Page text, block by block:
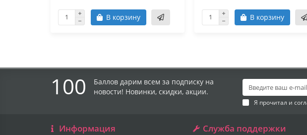
В корзину В корзину
100
Баллов дарим всем за подписку на
новости! Новинки, скидки, акции.
Я прочитал и
Информация Служба поддержки